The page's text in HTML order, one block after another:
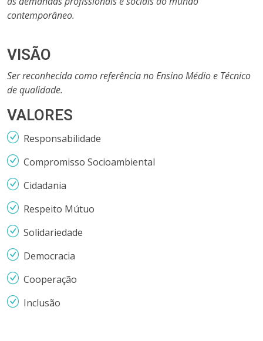
contemporâneo.
VISÃO
Ser reconhecida como referência no Ensino Médio e Técnico
de qualidade.
VALORES
Responsabilidade
Compromisso Socioambiental
Cidadania
Respeito Mútuo
Solidariedade
Democracia
Cooperação
Inclusão